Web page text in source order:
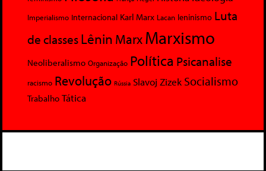
Imperialismo Internacional Karl Marx Lacan leninismo Luta
de classesLênin MarxMarxismo
Neoliberalismo Organização Política Psicanalise
racismo Revolução Rússia Slavoj Zizek Socialismo
Trabalho Tática